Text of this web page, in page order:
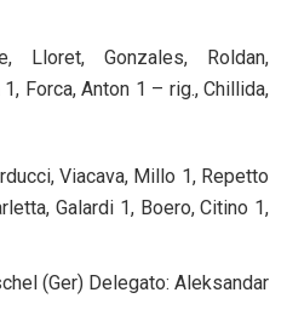
Lloret, Gonzales, Roldan,
Forca, Anton 1 – rig., Chillida,
Viacava, Millo 1, Repetto
Galardi 1, Boero, Citino 1,
(Ger) Delegato: Aleksandar